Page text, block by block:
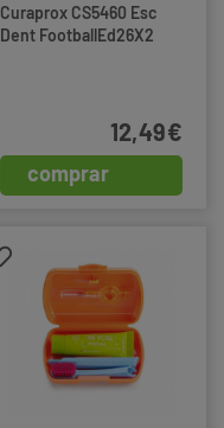
Curaprox CS5460 Esc
Dent FootballEd26X2
comprar
12,49€